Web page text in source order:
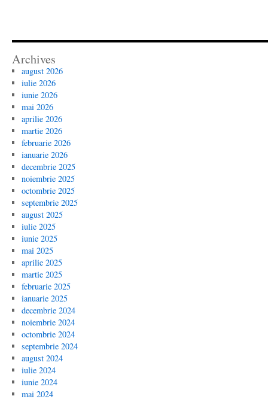
Archives
august 2026
iulie 2026
iunie 2026
mai 2026
aprilie 2026
martie 2026
februarie 2026
ianuarie 2026
decembrie 2025
noiembrie 2025
octombrie 2025
septembrie 2025
august 2025
iulie 2025
iunie 2025
mai 2025
aprilie 2025
martie 2025
februarie 2025
ianuarie 2025
decembrie 2024
noiembrie 2024
octombrie 2024
septembrie 2024
august 2024
iulie 2024
iunie 2024
mai 2024